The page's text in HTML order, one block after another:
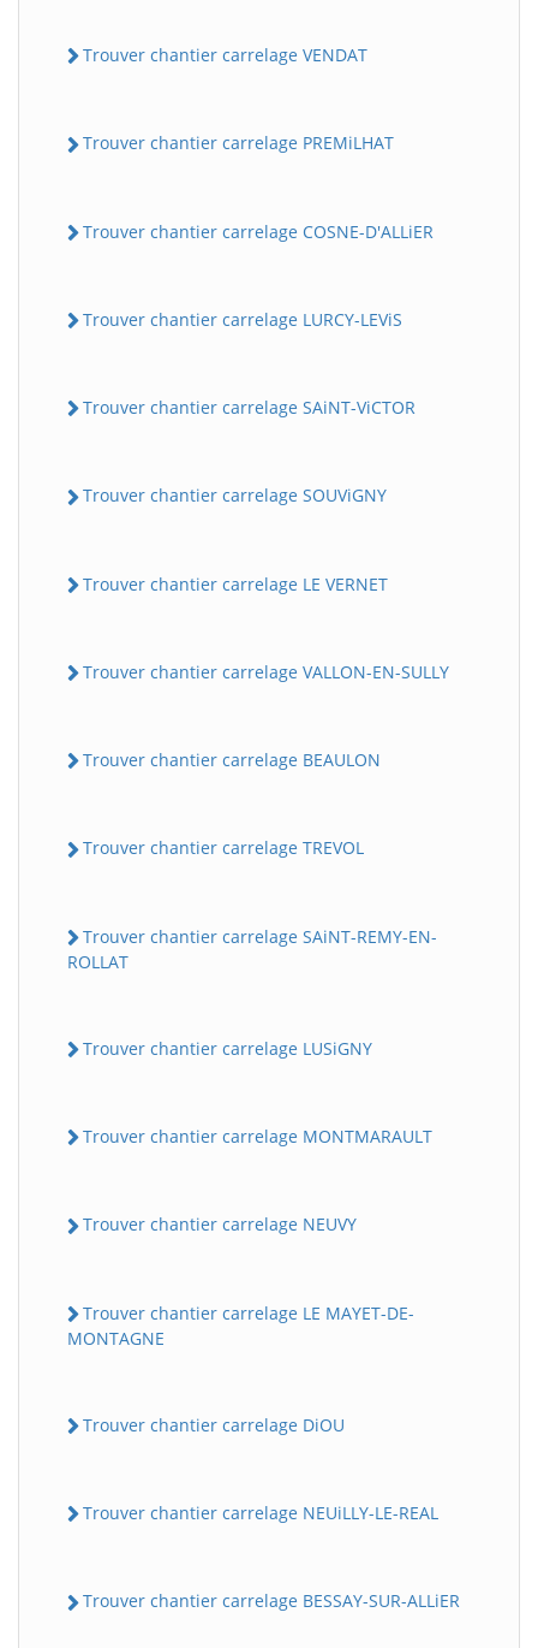
Trouver chantier carrelage VENDAT
Trouver chantier carrelage PREMiLHAT
Trouver chantier carrelage COSNE-D'ALLiER
Trouver chantier carrelage LURCY-LEViS
Trouver chantier carrelage SAiNT-ViCTOR
Trouver chantier carrelage SOUViGNY
Trouver chantier carrelage LE VERNET
Trouver chantier carrelage VALLON-EN-SULLY
Trouver chantier carrelage BEAULON
Trouver chantier carrelage TREVOL
Trouver chantier carrelage SAiNT-REMY-EN-
ROLLAT
Trouver chantier carrelage LUSiGNY
Trouver chantier carrelage MONTMARAULT
Trouver chantier carrelage NEUVY
Trouver chantier carrelage LE MAYET-DE-
MONTAGNE
Trouver chantier carrelage DiOU
Trouver chantier carrelage NEUiLLY-LE-REAL
Trouver chantier carrelage BESSAY-SUR-ALLiER